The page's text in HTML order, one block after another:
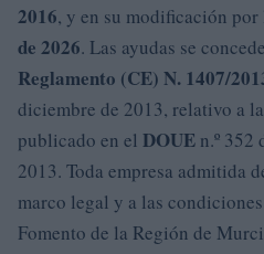
2016, y en su modificación por
de 2026. Las ayudas se
Reglamento (CE) N. 1407/
diciembre de 2013, relativo a
publicado en el DOUE n.º 352
2013. Toda empresa admitida
marco legal y a las
Fomento de la Región de